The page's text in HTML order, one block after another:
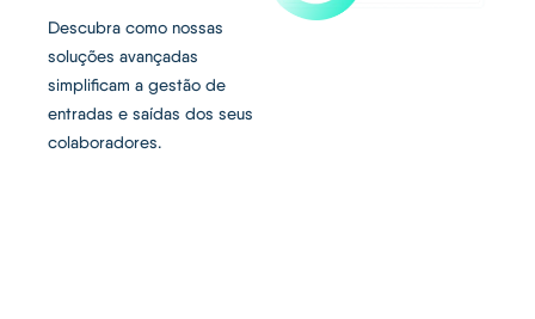
Descubra como nossas
soluções avançadas
simplificam a gestão de
entradas e saídas dos seus
colaboradores.